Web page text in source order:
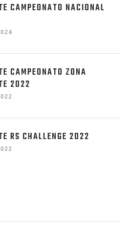
CAMPEONATO NACIONAL
CAMPEONATO ZONA
2022
RS CHALLENGE 2022